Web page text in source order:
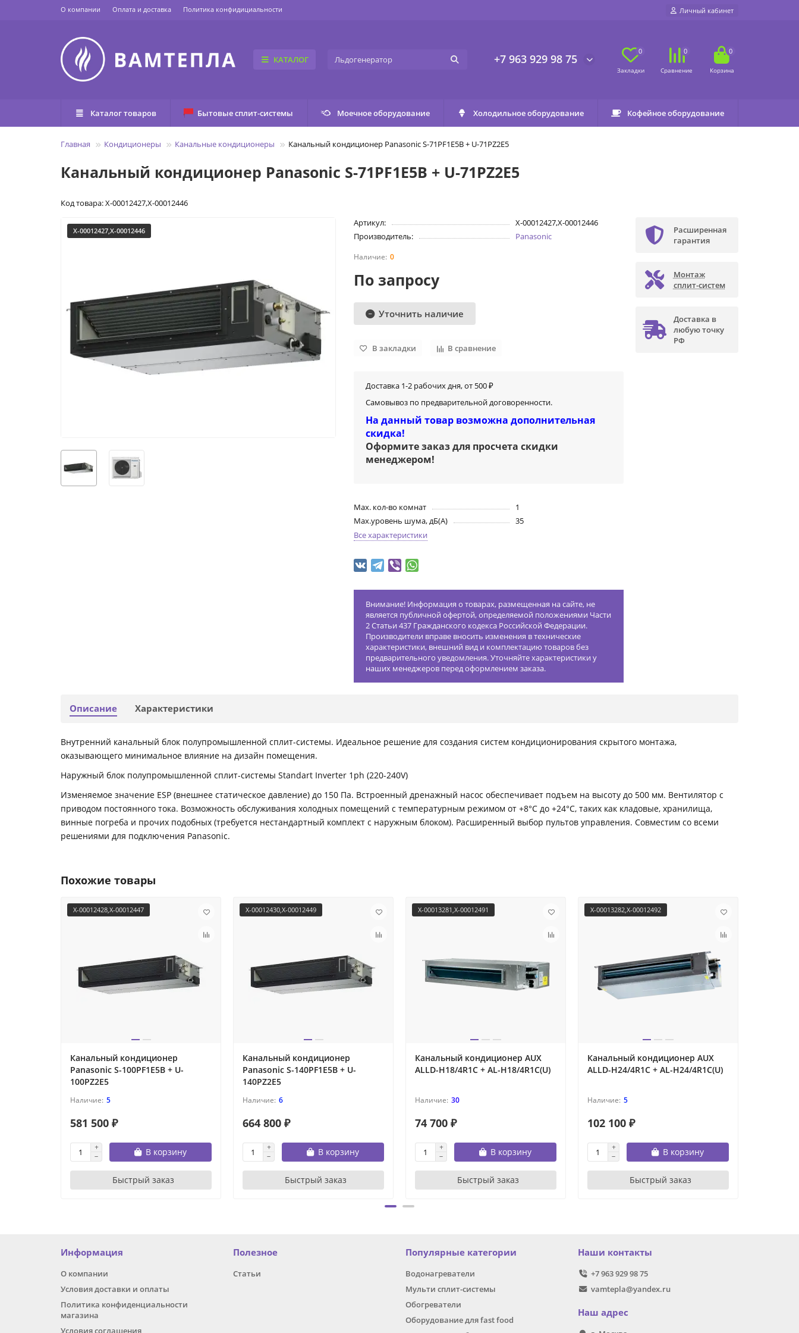
О компании Оплата и доставка Политика конфидициальности Личный кабинет
КАТАЛОГ +7 963 929 98 75
0 0 0
Каталог товаров Бытовые сплит-системы Моечное оборудование Холодильное оборудование Кофейное оборудование
Главная Кондиционеры Канальные кондиционеры Канальный кондиционер Panasonic S-71PF1E5B + U-71PZ2E5
Канальный кондиционер Panasonic S-71PF1E5B + U-71PZ2E5
Код товара: X-00012427,X-00012446
X-00012427,X-00012446
Артикул:
X-00012427,X-00012446
Производитель:
Panasonic
0
По запросу
Уточнить наличие
В закладки В сравнение
Доставка 1-2 рабочих дня, от 500 ₽
Самовывоз по предварительной договоренности.
На данный товар возможна дополнительная
скидка!
Оформите заказ для просчета скидки
менеджером!
Max. кол-во комнат
1
Max.уровень шума, дБ(А)
35
Все характеристики
Внимание! Информация о товарах, размещенная на сайте, не
является публичной офертой, определяемой положениями Части
2 Статьи 437 Гражданского кодекса Российской Федерации.
Производители вправе вносить изменения в технические
характеристики, внешний вид и комплектацию товаров без
предварительного уведомления. Уточняйте характеристики у
наших менеджеров перед оформлением заказа.
Расширенная
гарантия
Монтаж
сплит-систем
Доставка в
любую точку
РФ
Описание Характеристики
Внутренний канальный блок полупромышленной сплит-системы. Идеальное решение для создания систем кондиционирования скрытого монтажа,
оказывающего минимальное влияние на дизайн помещения.
Наружный блок полупромышленной сплит-системы Standart Inverter 1ph (220-240V)
Изменяемое значение ESP (внешнее статическое давление) до 150 Па. Встроенный дренажный насос обеспечивает подъем на высоту до 500 мм. Вентилятор с
приводом постоянного тока. Возможность обслуживания холодных помещений с температурным режимом от +8°С до +24°С, таких как кладовые, хранилища,
винные погреба и прочих подобных (требуется нестандартный комплект с наружным блоком). Расширенный выбор пультов управления. Совместим со всеми
решениями для подключения Panasonic.
Похожие товары
X-00012428,X-00012447
Канальный кондиционер
Panasonic S-100PF1E5B + U-
100PZ2E5
5
581 500 ₽
В корзину
Быстрый заказ
X-00012430,X-00012449
Канальный кондиционер
Panasonic S-140PF1E5B + U-
140PZ2E5
6
664 800 ₽
В корзину
Быстрый заказ
X-00013281,X-00012491
Канальный кондиционер AUX
ALLD-H18/4R1C + AL-H18/4R1C(U)
30
74 700 ₽
В корзину
Быстрый заказ
X-00013282,X-00012492
Канальный кондиционер AUX
ALLD-H24/4R1C + AL-H24/4R1C(U)
5
102 100 ₽
В корзину
Быстрый заказ
Информация
О компании
Условия доставки и оплаты
Политика конфиденциальности
магазина
Условия соглашения
Полезное
Статьи
Популярные категории
Водонагреватели
Мульти сплит-системы
Обогреватели
Оборудование для fast food
Наши контакты
+7 963 929 98 75
vamtepla@yandex.ru
Наш адрес